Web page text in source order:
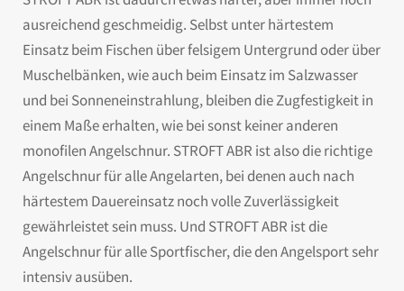
ausreichend geschmeidig. Selbst unter härtestem
Einsatz beim Fischen über felsigem Untergrund oder über
Muschelbänken, wie auch beim Einsatz im Salzwasser
und bei Sonneneinstrahlung, bleiben die Zugfestigkeit in
einem Maße erhalten, wie bei sonst keiner anderen
monofilen Angelschnur. STROFT ABR ist also die richtige
Angelschnur für alle Angelarten, bei denen auch nach
härtestem Dauereinsatz noch volle Zuverlässigkeit
gewährleistet sein muss. Und STROFT ABR ist die
Angelschnur für alle Sportfischer, die den Angelsport sehr
intensiv ausüben.